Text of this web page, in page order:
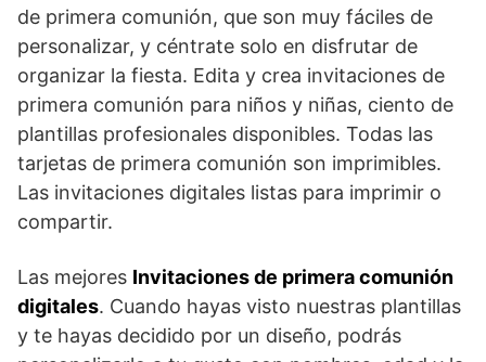
de primera comunión, que son muy fáciles de
personalizar, y céntrate solo en disfrutar de
organizar la fiesta. Edita y crea invitaciones de
primera comunión para niños y niñas, ciento de
plantillas profesionales disponibles. Todas las
tarjetas de primera comunión son imprimibles.
Las invitaciones digitales listas para imprimir o
compartir.
Las mejores Invitaciones de primera comunión
digitales. Cuando hayas visto nuestras plantillas
y te hayas decidido por un diseño, podrás